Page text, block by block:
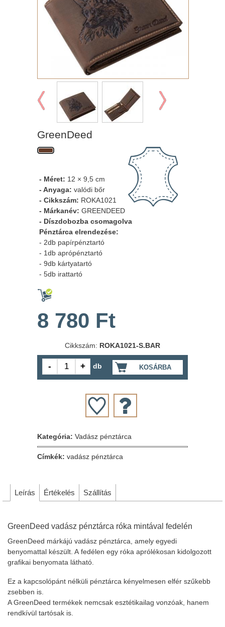
GreenDeed
- Méret: 12 × 9,5 cm
- Anyaga: valódi bőr
- Cikkszám: ROKA1021
- Márkanév: GREENDEED
- Díszdobozba csomagolva
Pénztárca elrendezése:
- 2db papírpénztartó
- 1db aprópénztartó
- 9db kártyatartó
- 5db irattartó
8 780 Ft
Cikkszám: ROKA1021-S.BAR
KOSÁRBA
db
Kategória: Vadász pénztárca
Címkék: vadász pénztárca
Leírás Értékelés Szállítás
GreenDeed vadász pénztárca róka mintával fedelén
GreenDeed márkájú vadász pénztárca, amely egyedi
benyomattal készült. A fedélen egy róka aprólékosan kidolgozott
grafikai benyomata látható.
Ez a kapcsolópánt nélküli pénztárca kényelmesen elfér szűkebb
zsebben is.
A GreenDeed termékek nemcsak esztétikailag vonzóak, hanem
rendkívül tartósak is.